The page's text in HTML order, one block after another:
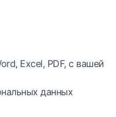
Exсel, PDF, с вашей
данных